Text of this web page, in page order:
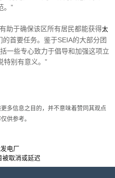
。”
助于确保该区所有居民都能获得太
首要任务。鉴于SEIA的大部分团
一些专心致力于倡导和加强这项立
特别有意义。”
多信息之目的，并不意味着赞同其观点
供参考。
电厂
被取消或延迟